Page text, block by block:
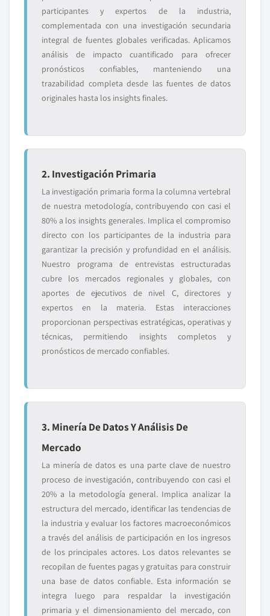
participantes y expertos de la industria,
complementada con una investigación secundaria
integral de fuentes globales verificadas. Aplicamos
análisis de impacto cuantificado para ofrecer
pronósticos confiables, manteniendo una
trazabilidad completa desde las fuentes de datos
originales hasta los insights finales.
2. Investigación Primaria
La investigación primaria forma la columna vertebral
de nuestra metodología, contribuyendo con casi el
80% a los insights generales. Implica el compromiso
directo con los participantes de la industria para
garantizar la precisión y profundidad en el análisis.
Nuestro programa de entrevistas estructuradas
cubre los mercados regionales y globales, con
aportes de ejecutivos de nivel C, directores y
expertos en la materia. Estas interacciones
proporcionan perspectivas estratégicas, operativas y
técnicas, permitiendo insights completos y
pronósticos de mercado confiables.
3. Minería De Datos Y Análisis De
Mercado
La minería de datos es una parte clave de nuestro
proceso de investigación, contribuyendo con casi el
20% a la metodología general. Implica analizar la
estructura del mercado, identificar las tendencias de
la industria y evaluar los factores macroeconómicos
a través del análisis de participación en los ingresos
de los principales actores. Los datos relevantes se
recopilan de fuentes pagas y gratuitas para construir
una base de datos confiable. Esta información se
integra luego para respaldar la investigación
primaria y el dimensionamiento del mercado, con